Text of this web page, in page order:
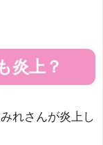
炎上？
れさんが炎上し